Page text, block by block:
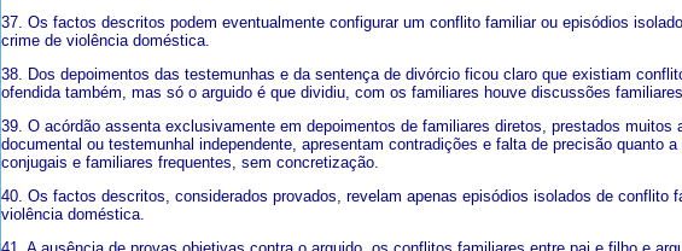
37. Os factos descritos podem eventualmente configurar um conflito familiar ou episódios
crime de violência doméstica.
38. Dos depoimentos das testemunhas e da sentença de divórcio ficou claro que existiam
ofendida também, mas só o arguido é que dividiu, com os familiares houve discussões
39. O acórdão assenta exclusivamente em depoimentos de familiares diretos, prestados
documental ou testemunhal independente, apresentam contradições e falta de precisão quanto
conjugais e familiares frequentes, sem concretização.
40. Os factos descritos, considerados provados, revelam apenas episódios isolados de conflito
violência doméstica.